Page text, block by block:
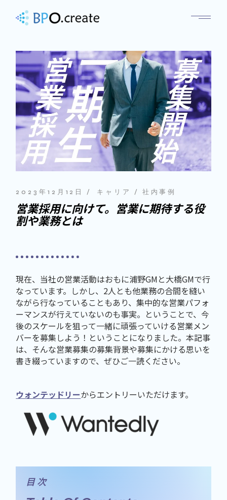
2023年12月12日 キャリア 社内事例
営業採用に向けて。営業に期待する役
割や業務とは
現在、当社の営業活動はおもに浦野GMと大橋GMで行
なっています。しかし、2人とも他業務の合間を縫い
ながら行なっていることもあり、集中的な営業パフォ
ーマンスが行えていないのも事実。ということで、今
後のスケールを狙って一緒に頑張っていける営業メン
バーを募集しよう！ということになりました。本記事
は、そんな営業募集の募集背景や募集にかける思いを
書き綴っていますので、ぜひご一読ください。
ウォンテッドリーからエントリーいただけます。
目 次